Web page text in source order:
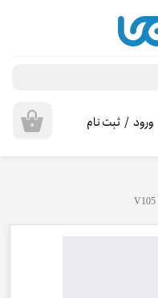
۰ ورود / ثبت نام